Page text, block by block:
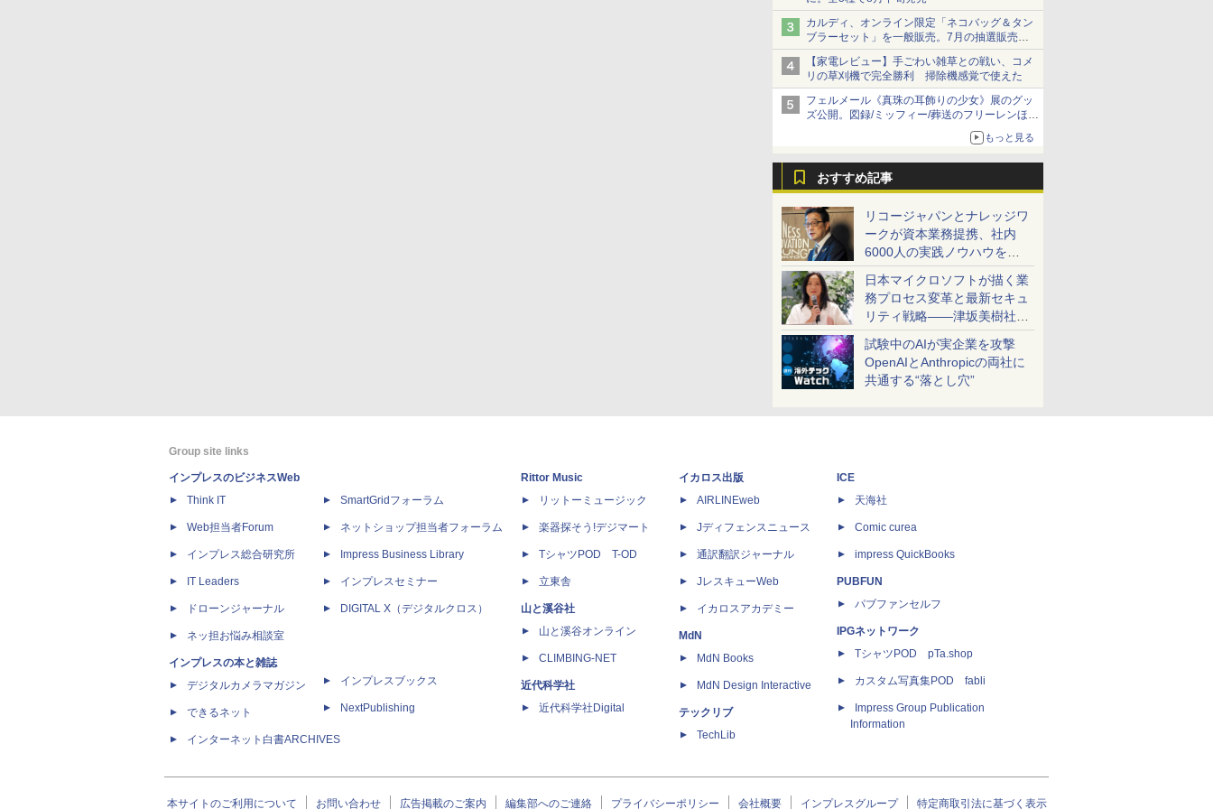
カルディ、オンライン限定「ネコバッグ＆タン
ブラーセット」を一般販売。7月の抽選販売の
当選無効分
【家電レビュー】手ごわい雑草との戦い、コメ
リの草刈機で完全勝利 掃除機感覚で使えた
フェルメール《真珠の耳飾りの少女》展のグッ
ズ公開。図録/ミッフィー/葬送のフリーレンほ
もっと見る
おすすめ記事
リコージャパンとナレッジワ
ークが資本業務提携、社内
6000人の実践ノウハウを生
かした「AI商談記録 for
RICOH」を展開へ
日本マイクロソフトが描く業
務プロセス変革と最新セキュ
リティ戦略――津坂美樹社長
が2027年度戦略を説明
試験中のAIが実企業を攻撃
OpenAIとAnthropicの両社に
共通する“落とし穴”
Group site links
インプレスのビジネスWeb
Think IT
Web担当者Forum
インプレス総合研究所
IT Leaders
ドローンジャーナル
ネッ担お悩み相談室
インプレスの本と雑誌
デジタルカメラマガジン
できるネット
インターネット白書ARCHIVES
SmartGridフォーラム
ネットショップ担当者フォーラム
Impress Business Library
インプレスセミナー
DIGITAL X（デジタルクロス）
インプレスブックス
NextPublishing
Rittor Music
リットーミュージック
楽器探そう!デジマート
TシャツPOD T-OD
立東舎
山と溪谷社
山と溪谷オンライン
CLIMBING-NET
近代科学社
近代科学社Digital
イカロス出版
AIRLINEweb
Jディフェンスニュース
通訳翻訳ジャーナル
JレスキューWeb
イカロスアカデミー
MdN
MdN Books
MdN Design Interactive
テックリブ
TechLib
ICE
天海社
Comic curea
impress QuickBooks
PUBFUN
パブファンセルフ
IPGネットワーク
TシャツPOD pTa.shop
カスタム写真集POD fabli
Impress Group Publication
Information
本サイトのご利用について お問い合わせ 広告掲載のご案内 編集部へのご連絡 プライバシーポリシー 会社概要 インプレスグループ 特定商取引法に基づく表示